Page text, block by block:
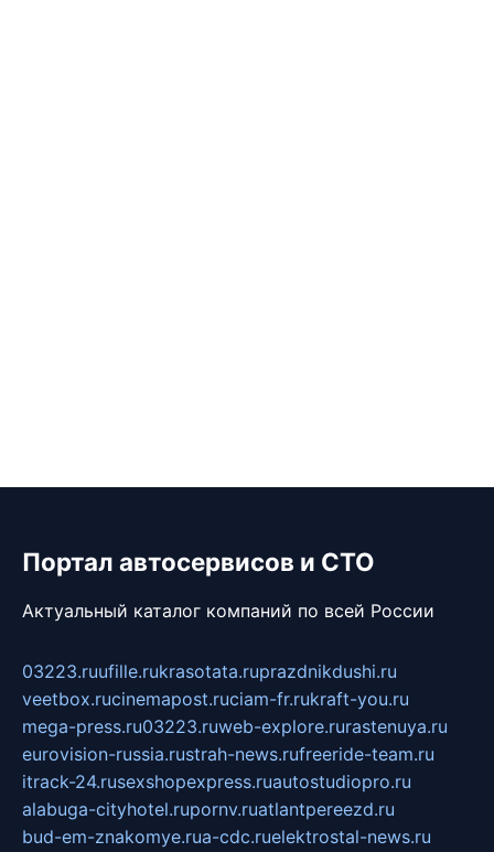
Портал автосервисов и СТО
Актуальный каталог компаний по всей России
03223.ruufille.rukrasotata.ruprazdnikdushi.ru
veetbox.rucinemapost.ruciam-fr.rukraft-you.ru
mega-press.ru03223.ruweb-explore.rurastenuya.ru
eurovision-russia.rustrah-news.rufreeride-team.ru
itrack-24.rusexshopexpress.ruautostudiopro.ru
alabuga-cityhotel.rupornv.ruatlantpereezd.ru
bud-em-znakomye.rua-cdc.ruelektrostal-news.ru